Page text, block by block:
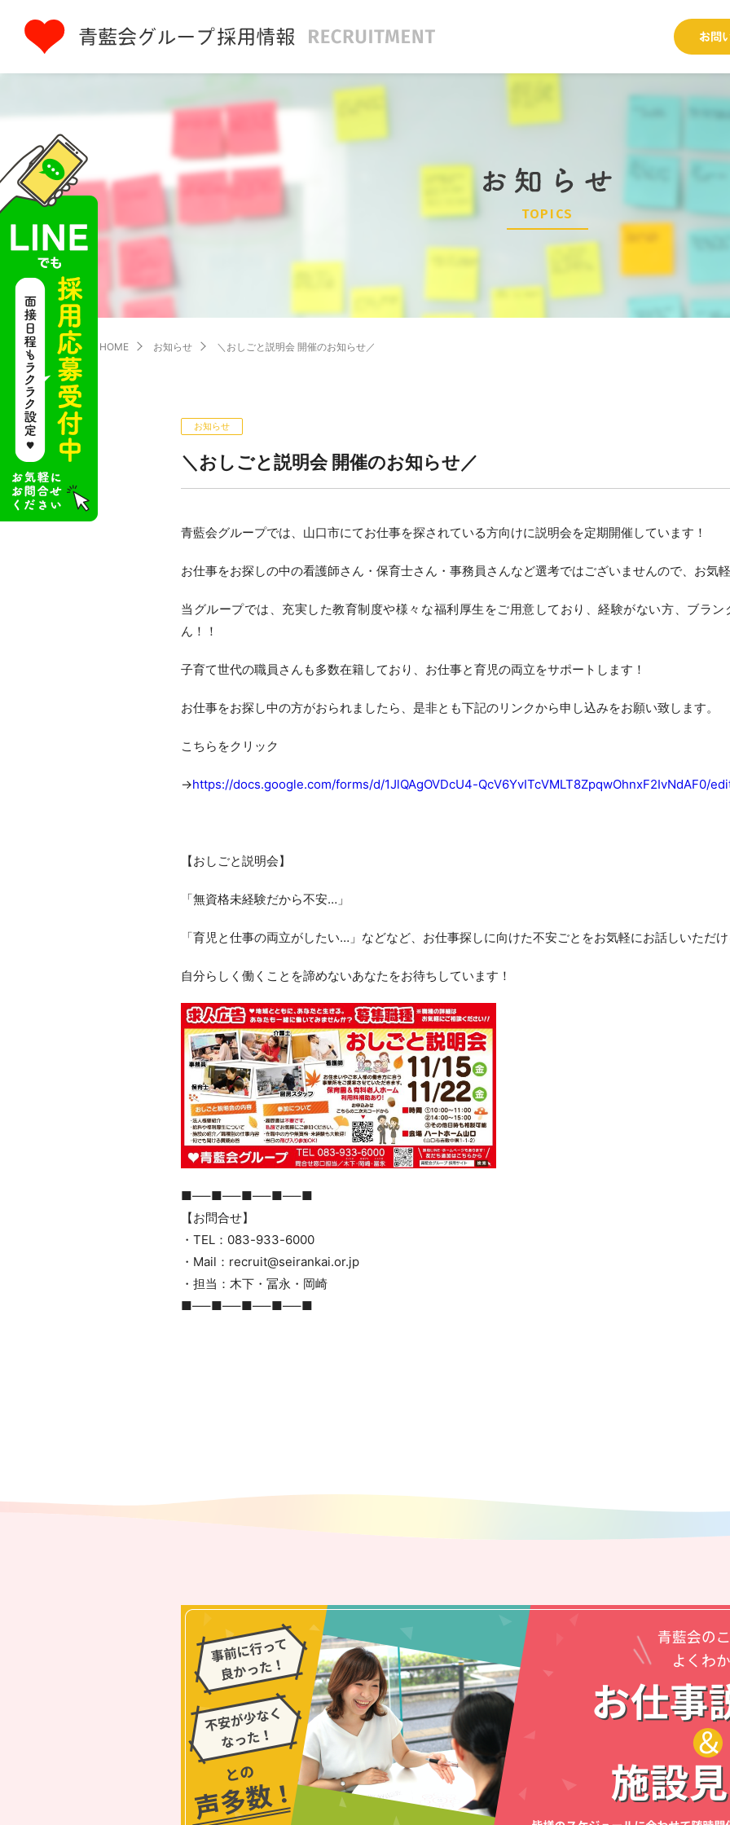
TOPICS
HOME お知らせ ＼おしごと説明会 開催のお知らせ／
お知らせ
＼おしごと説明会 開催のお知らせ／
青藍会グループでは、山口市にてお仕事を探されている方向けに説明会を定期開催しています！
お仕事をお探しの中の看護師さん・保育士さん・事務員さんなど選考ではございませんので、お気
当グループでは、充実した教育制度や様々な福利厚生をご用意しており、経験がない方、ブラ
ん！！
子育て世代の職員さんも多数在籍しており、お仕事と育児の両立をサポートします！
お仕事をお探し中の方がおられましたら、是非とも下記のリンクから申し込みをお願い致します。
こちらをクリック
→https://docs.google.com/forms/d/1JlQAgOVDcU4-QcV6YvITcVMLT8ZpqwOhnxF2IvNdAF0/
【おしごと説明会】
「無資格未経験だから不安…」
「育児と仕事の両立がしたい…」などなど、お仕事探しに向けた不安ごとをお気軽にお話しいただけ
自分らしく働くことを諦めないあなたをお待ちしています！
■—–■—–■—–■—–■
【お問合せ】
・TEL：083-933-6000
・Mail：recruit@seirankai.or.jp
・担当：木下・冨永・岡崎
■—–■—–■—–■—–■